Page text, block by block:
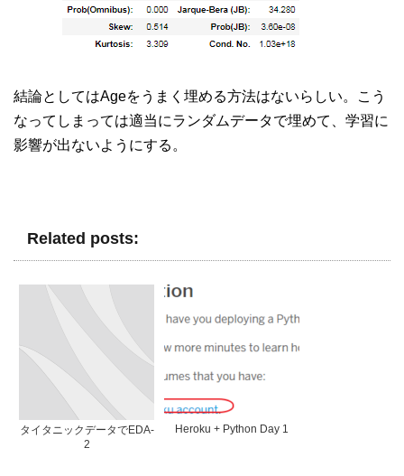
結論としてはAgeをうまく埋める方法はないらしい。こう
なってしまっては適当にランダムデータで埋めて、学習に
影響が出ないようにする。
Related posts:
タイタニックデータでEDA-
2
Heroku + Python Day 1